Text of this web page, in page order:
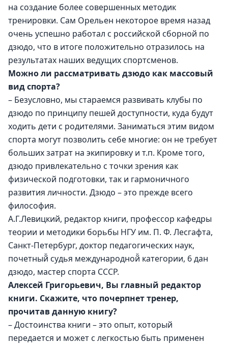
на создание более совершенных методик
тренировки. Сам Орельен некоторое время назад
очень успешно работал с российской сборной по
дзюдо, что в итоге положительно отразилось на
результатах наших ведущих спортсменов.
Можно ли рассматривать дзюдо как массовый
вид спорта?
– Безусловно, мы стараемся развивать клубы по
дзюдо по принципу пешей доступности, куда будут
ходить дети с родителями. Заниматься этим видом
спорта могут позволить себе многие: он не требует
больших затрат на экипировку и т.п. Кроме того,
дзюдо привлекательно с точки зрения как
физической подготовки, так и гармоничного
развития личности. Дзюдо – это прежде всего
философия.
А.Г.Левицкий, редактор книги, профессор кафедры
теории и методики борьбы НГУ им. П. Ф. Лесгафта,
Санкт-Петербург, доктор педагогических наук,
почетный̆ судья международной̆ категории, 6 дан
дзюдо, мастер спорта СССР.
Алексей Григорьевич, Вы главный редактор
книги. Скажите, что почерпнет тренер,
прочитав данную книгу?
– Достоинства книги – это опыт, который
передается и может с легкостью быть применен